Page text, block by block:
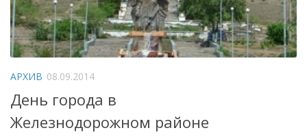
АРХИВ 08.09.2014
День города в
Железнодорожном районе